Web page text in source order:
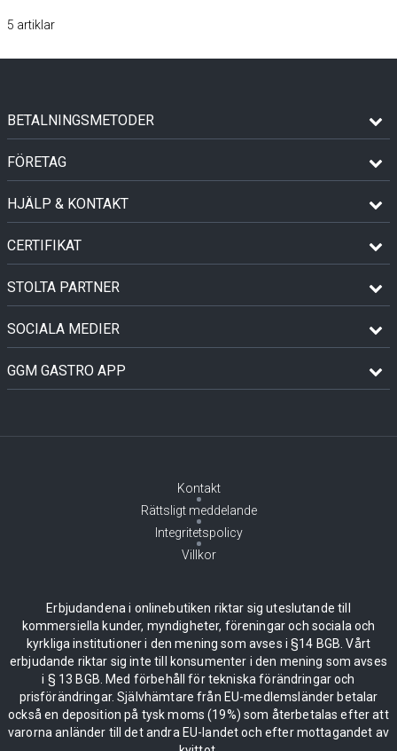
5 artiklar
BETALNINGSMETODER
FÖRETAG
HJÄLP & KONTAKT
CERTIFIKAT
STOLTA PARTNER
SOCIALA MEDIER
GGM GASTRO APP
Kontakt
Rättsligt meddelande
Integritetspolicy
Villkor
Erbjudandena i onlinebutiken riktar sig uteslutande till
kommersiella kunder, myndigheter, föreningar och sociala och
kyrkliga institutioner i den mening som avses i §14 BGB. Vårt
erbjudande riktar sig inte till konsumenter i den mening som avses
i § 13 BGB. Med förbehåll för tekniska förändringar och
prisförändringar. Självhämtare från EU-medlemsländer betalar
också en deposition på tysk moms (19%) som återbetalas efter att
varorna anländer till det andra EU-landet och efter mottagandet av